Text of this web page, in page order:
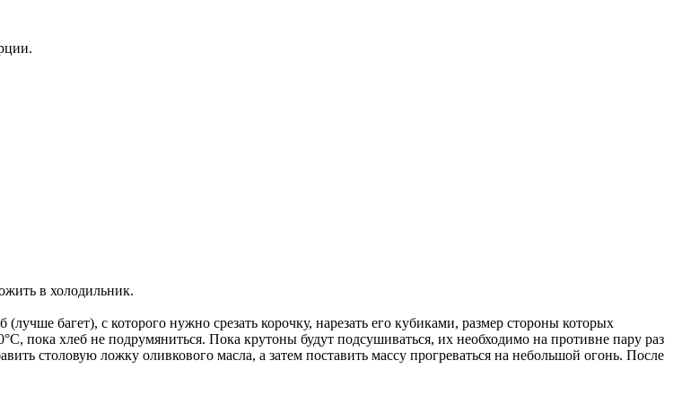
в холодильник.
багет), с которого нужно срезать корочку, нарезать его кубиками, размер стороны которых
пока хлеб не подрумяниться. Пока крутоны будут подсушиваться, их необходимо на противне пару раз
столовую ложку оливкового масла, а затем поставить массу прогреваться на небольшой огонь. После